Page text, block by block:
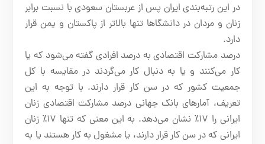
در این رتبه‌بندی ایران پس از عربستان سعودی با نسبت برابر
زنان و مردان در دانشگاها تنها بالاتر از پاکستان و یمن قرار
دارد.
درصد مشارکت اقتصادی به درصد افرادی گفته می‌شود که یا
کار می‌کنند و یا به دنبال کار می‌گردند در مقایسه با کل
جمعیت کشور که در سن کار قرار دارند. با توجه به این
تعریف، آمارهای بانک جهانی درصد مشارکت اقتصادی زنان
ایرانی را ۱۷٪ نشان می‌دهد. به این معنی که تنها ۱۷٪ زنان
ایرانی که در سن کار قرار دارند، یا مشغول به کار هستند یا به